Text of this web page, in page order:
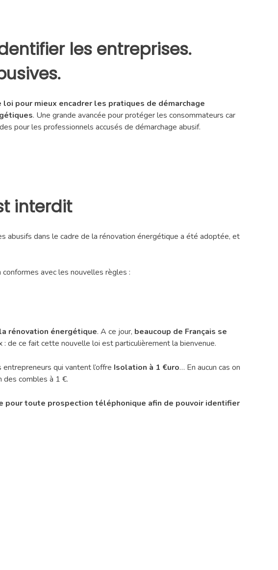
les entreprises.
pour mieux encadrer les pratiques de démarchage
. Une grande avancée pour protéger les consommateurs car
pour les professionnels accusés de démarchage abusif.
interdit
abusifs dans le cadre de la rénovation énergétique a été adoptée, et
avec les nouvelles règles :
rénovation énergétique. A ce jour, beaucoup de Français se
: de ce fait cette nouvelle loi est particulièrement la bienvenue.
qui vantent l’offre Isolation à 1 €uro… En aucun cas on
des combles à 1 €.
pour toute prospection téléphonique afin de pouvoir identifier